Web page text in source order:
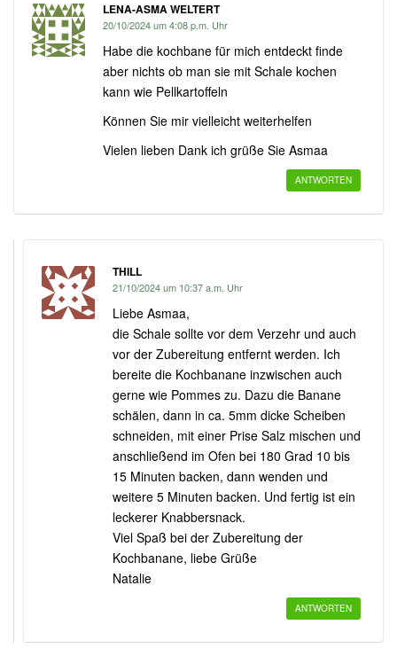
LENA-ASMA WELTERT
20/10/2024 um 4:08 p.m. Uhr
Habe die kochbane für mich entdeckt finde
aber nichts ob man sie mit Schale kochen
kann wie Pellkartoffeln
Können Sie mir vielleicht weiterhelfen
Vielen lieben Dank ich grüße Sie Asmaa
ANTWORTEN
THILL
21/10/2024 um 10:37 a.m. Uhr
Liebe Asmaa,
die Schale sollte vor dem Verzehr und auch
vor der Zubereitung entfernt werden. Ich
bereite die Kochbanane inzwischen auch
gerne wie Pommes zu. Dazu die Banane
schälen, dann in ca. 5mm dicke Scheiben
schneiden, mit einer Prise Salz mischen und
anschließend im Ofen bei 180 Grad 10 bis
15 Minuten backen, dann wenden und
weitere 5 Minuten backen. Und fertig ist ein
leckerer Knabbersnack.
Viel Spaß bei der Zubereitung der
Kochbanane, liebe Grüße
Natalie
ANTWORTEN